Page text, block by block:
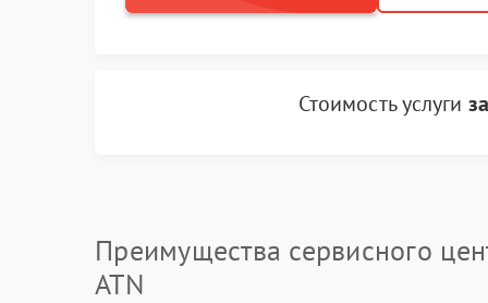
Стоимость услуги
Преимущества сервисного
ATN